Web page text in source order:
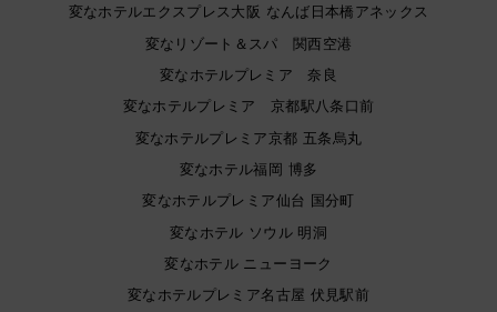
変なホテルエクスプレス大阪 なんば日本橋アネックス
変なリゾート＆スパ 関西空港
変なホテルプレミア 奈良
変なホテルプレミア 京都駅八条口前
変なホテルプレミア京都 五条烏丸
変なホテル福岡 博多
変なホテルプレミア仙台 国分町
変なホテル ソウル 明洞
変なホテル ニューヨーク
変なホテルプレミア名古屋 伏見駅前